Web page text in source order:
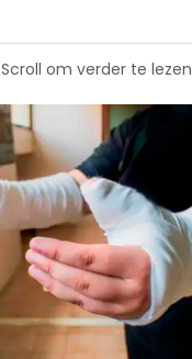
Scroll om verder te lezen